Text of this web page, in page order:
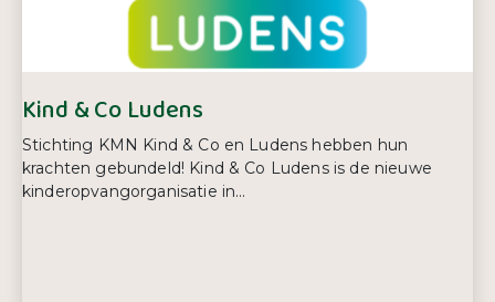
Telefoonnummer:
06 48 80 36 52
Kind & Co Ludens
Stichting KMN Kind & Co en Ludens hebben hun
krachten gebundeld! Kind & Co Ludens is de nieuwe
kinderopvangorganisatie in...